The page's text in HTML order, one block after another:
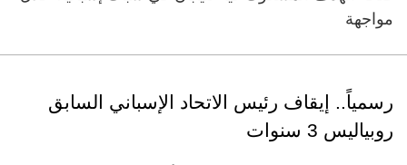
مواجهة
رسمياً.. إيقاف رئيس الاتحاد الإسباني السابق
روبياليس 3 سنوات